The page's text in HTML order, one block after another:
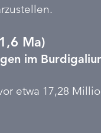
Ma)
im
etwa 17,28